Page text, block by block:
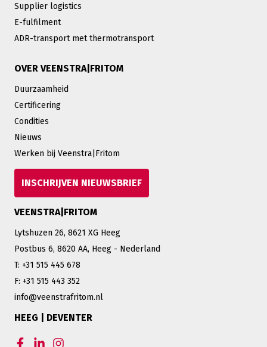
Supplier logistics
E-fulfilment
ADR-transport met thermotransport
OVER VEENSTRA|FRITOM
Duurzaamheid
Certificering
Condities
Nieuws
Werken bij Veenstra|Fritom
INSCHRIJVEN NIEUWSBRIEF
VEENSTRA|FRITOM
Lytshuzen 26, 8621 XG Heeg
Postbus 6, 8620 AA, Heeg - Nederland
T: +31 515 445 678
F: +31 515 443 352
info@veenstrafritom.nl
HEEG | DEVENTER